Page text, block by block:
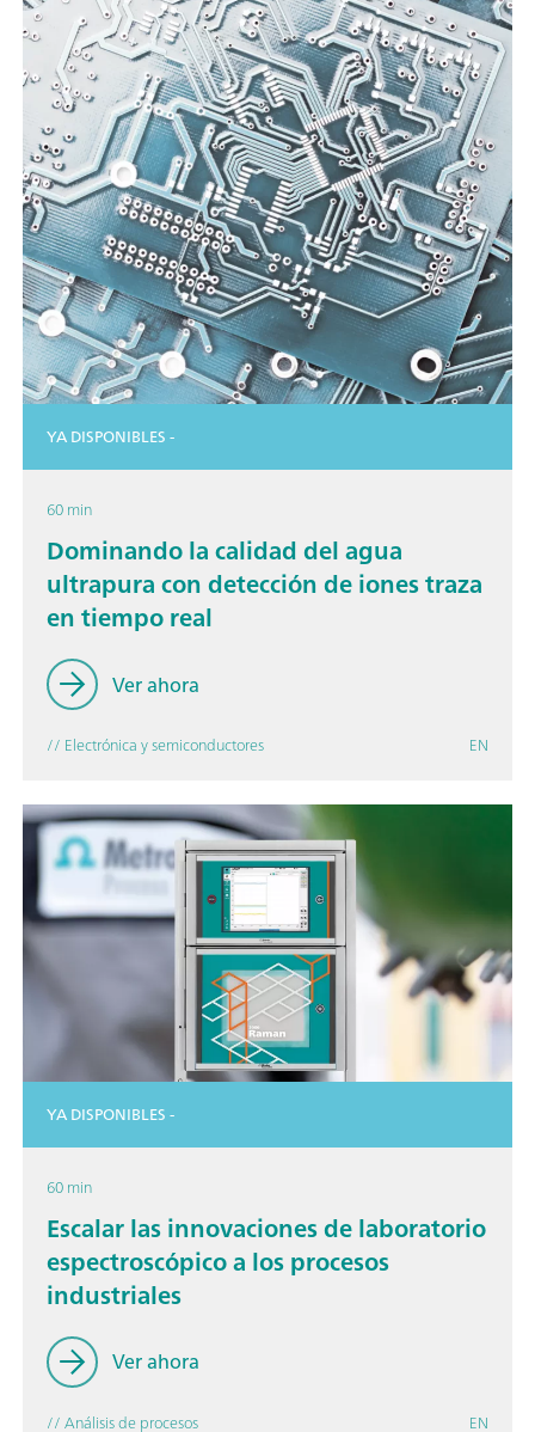
YA DISPONIBLES -
60 min
Dominando la calidad del agua
ultrapura con detección de iones traza
en tiempo real
Ver ahora
// Electrónica y semiconductores EN
YA DISPONIBLES -
60 min
Escalar las innovaciones de laboratorio
espectroscópico a los procesos
industriales
Ver ahora
// Análisis de procesos EN